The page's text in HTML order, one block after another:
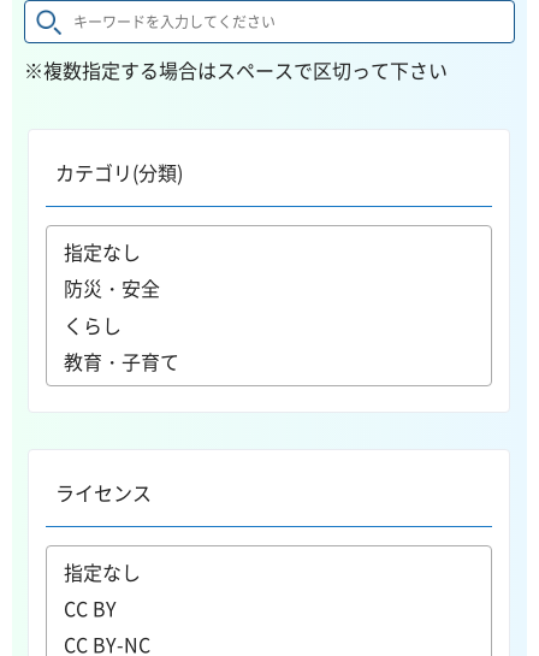
※複数指定する場合はスペースで区切って下さい
カテゴリ(分類)
ライセンス